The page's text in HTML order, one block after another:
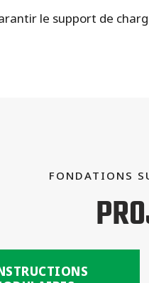
le support de
FONDATIONS